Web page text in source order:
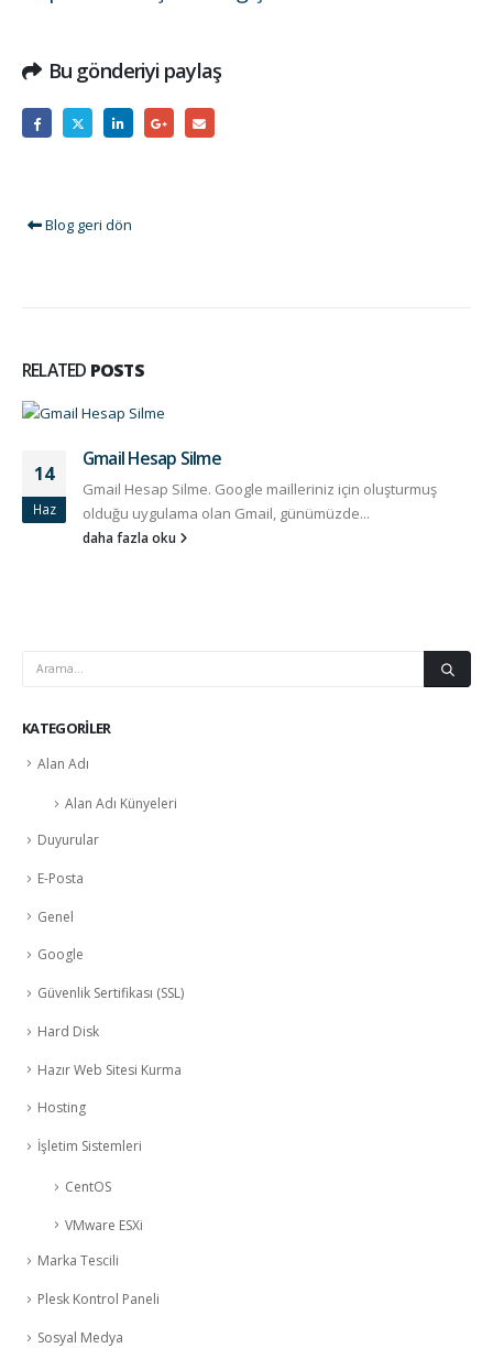
Bu gönderiyi paylaş
Blog geri dön
RELATED POSTS
14
Haz
Gmail Hesap Silme
Gmail Hesap Silme. Google mailleriniz için oluşturmuş
olduğu uygulama olan Gmail, günümüzde...
daha fazla oku
KATEGORILER
Alan Adı
Alan Adı Künyeleri
Duyurular
E-Posta
Genel
Google
Güvenlik Sertifikası (SSL)
Hard Disk
Hazır Web Sitesi Kurma
Hosting
İşletim Sistemleri
CentOS
VMware ESXi
Marka Tescili
Plesk Kontrol Paneli
Sosyal Medya